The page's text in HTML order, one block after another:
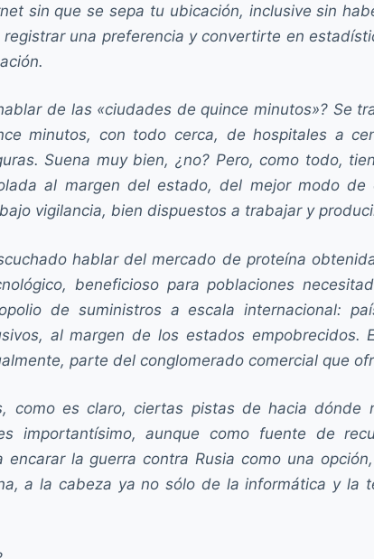
sin que se sepa tu ubicación, inclusive sin
una preferencia y convertirte en
de las «ciudades de quince minutos»? Se
minutos, con todo cerca, de hospitales a
Suena muy bien, ¿no? Pero, como todo,
al margen del estado, del mejor modo
vigilancia, bien dispuestos a trabajar y
hablar del mercado de proteína
beneficioso para poblaciones
de suministros a escala internacional:
al margen de los estados
parte del conglomerado comercial que
como es claro, ciertas pistas de hacia
importantísimo, aunque como fuente de
encarar la guerra contra Rusia como una
a la cabeza ya no sólo de la informática y la